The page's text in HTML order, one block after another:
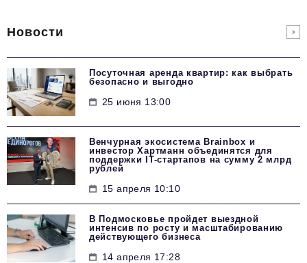
Новости
Посуточная аренда квартир: как выбрать
безопасно и выгодно
25 июня 13:00
Венчурная экосистема Brainbox и
инвестор Хартманн объединятся для
поддержки IT-стартапов на сумму 2 млрд
рублей
15 апреля 10:10
В Подмосковье пройдет выездной
интенсив по росту и масштабированию
действующего бизнеса
14 апреля 17:28